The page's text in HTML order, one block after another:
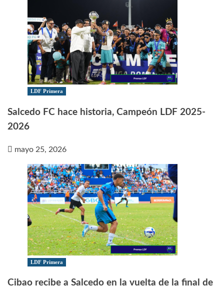
LDF Primera
Salcedo FC hace historia, Campeón LDF 2025-
2026
mayo 25, 2026
LDF Primera
Cibao recibe a Salcedo en la vuelta de la final de